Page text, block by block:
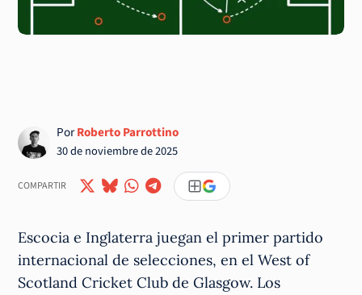
PorRoberto Parrottino
30 de noviembre de 2025
COMPARTIR
Escocia e Inglaterra juegan el primer partido
internacional de selecciones, en el West of
Scotland Cricket Club de Glasgow. Los